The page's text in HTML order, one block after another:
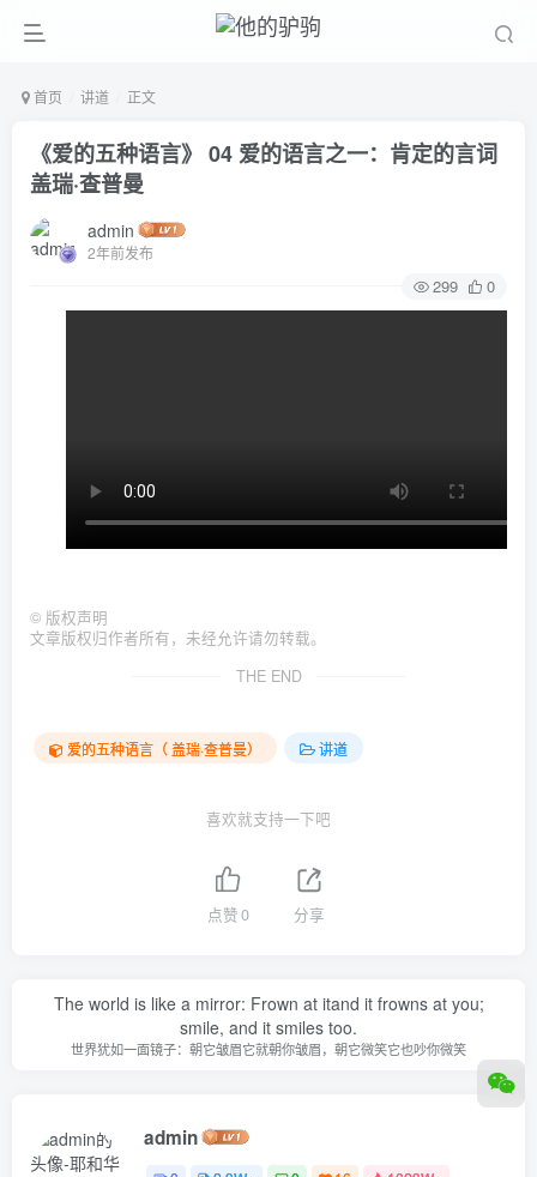
首页 讲道 正文
《爱的五种语言》 04 爱的语言之一：肯定的言词
盖瑞·查普曼
admin
2年前发布
299 0
© 版权声明
文章版权归作者所有，未经允许请勿转载。
THE END
爱的五种语言（ 盖瑞·查普曼） 讲道
喜欢就支持一下吧
点赞0 分享
The world is like a mirror: Frown at itand it frowns at you;
smile, and it smiles too.
世界犹如一面镜子：朝它皱眉它就朝你皱眉，朝它微笑它也吵你微笑
admin